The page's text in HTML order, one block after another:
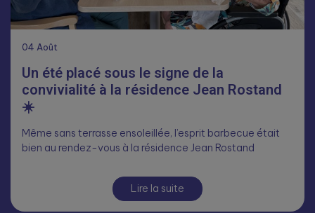
04 Août
Un été placé sous le signe de la
convivialité à la résidence Jean Rostand
☀️
Même sans terrasse ensoleillée, l’esprit barbecue était
bien au rendez-vous à la résidence Jean Rostand
Lire la suite